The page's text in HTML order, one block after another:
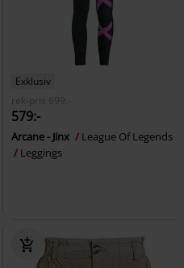
Exklusiv
rek-pris
699:-
579:-
Arcane - Jinx
League Of Legends
Leggings